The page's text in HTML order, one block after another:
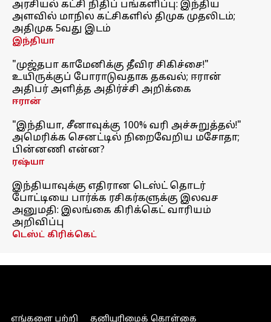
அரசியல் கட்சி நிதிப் பங்களிப்பு: இந்திய
அளவில் மாநில கட்சிகளில் திமுக முதலிடம்;
அதிமுக 5வது இடம்
இந்தியா
"முஜ்தபா காமேனிக்கு தீவிர சிகிச்சை!"
உயிருக்குப் போராடுவதாக தகவல்; ஈரான்
அதிபர் அளித்த அதிர்ச்சி அறிக்கை
ஈரான்
"இந்தியா, சீனாவுக்கு 100% வரி அச்சுறுத்தல்!"
அமெரிக்க செனட்டில் நிறைவேறிய மசோதா;
பின்னணி என்ன?
ரஷ்யா
இந்தியாவுக்கு எதிரான டெஸ்ட் தொடர்
போட்டியை பார்க்க ரசிகர்களுக்கு இலவச
அனுமதி: இலங்கை கிரிக்கெட் வாரியம்
அறிவிப்பு
டெஸ்ட் கிரிக்கெட்
எங்களை பற்றி தனியுரிமைக் கொள்கை